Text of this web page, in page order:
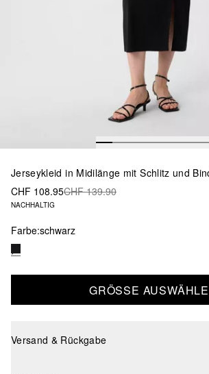
Jerseykleid in Midilänge mit Schlitz und
CHF 108.95CHF 139.90
NACHHALTIG
Farbe:schwarz
GRÖSSE
Versand & Rückgabe